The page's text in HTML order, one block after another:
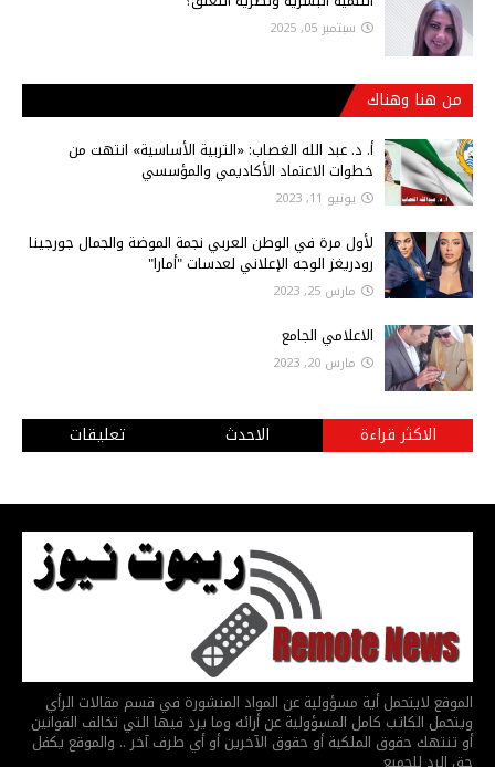
سبتمبر 05, 2025
من هنا وهناك
أ‌. د. عبد الله الغصاب: «التربية الأساسية» انتهت من
خطوات الاعتماد الأكاديمي والمؤسسي
يونيو 11, 2023
لأول مرة في الوطن العربي نجمة الموضة والجمال جورجينا
رودريغز الوجه الإعلاني لعدسات "أمارا"
مارس 25, 2023
الاعلامي الجامع
مارس 20, 2023
الاكثر قراءة الاحدث تعليقات
الموقع لايتحمل أية مسؤولية عن المواد المنشورة في قسم مقالات الرأي
ويتحمل الكاتب كامل المسؤولية عن أرائه وما يرد فيها التي تخالف القوانين
أو تنتهك حقوق الملكية أو حقوق الآخرين أو أي طرف آخر .. والموقع يكفل